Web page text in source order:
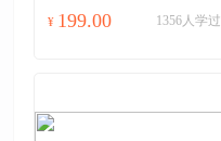
¥ 199.00 1356人学过